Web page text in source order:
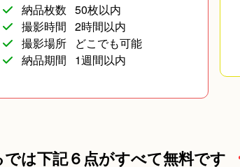
納品枚数 50枚以内
撮影時間 2時間以内
撮影場所
どこでも可能
納品期間
1週間以内
は下記６点がすべて無料です